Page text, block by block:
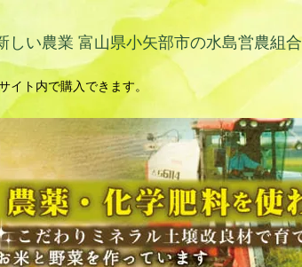
い農業 富山県小矢部市の水島営農組合
イト内で購入できます。